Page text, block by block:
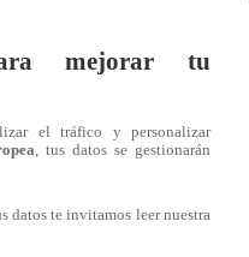
puede
mejorar tu
el tráfico y personalizar
, tus datos se gestionarán
datos te invitamos leer nuestra